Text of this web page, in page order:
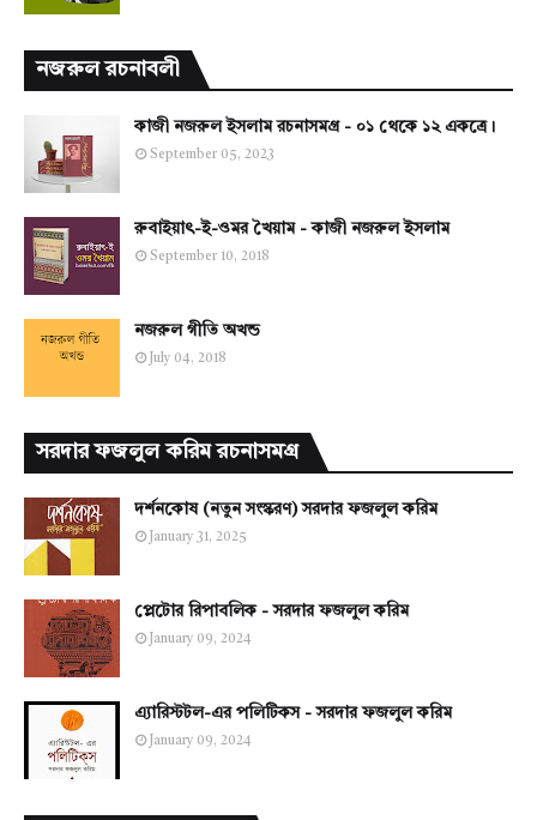
নজরুল রচনাবলী
কাজী নজরুল ইসলাম রচনাসমগ্র - ০১ থেকে ১২ একত্রে।
September 05, 2023
রুবাইয়াৎ-ই-ওমর খৈয়াম - কাজী নজরুল ইসলাম
September 10, 2018
নজরুল গীতি অখন্ড
July 04, 2018
সরদার ফজলুল করিম রচনাসমগ্র
দর্শনকোষ (নতুন সংস্করণ) সরদার ফজলুল করিম
January 31, 2025
প্লেটোর রিপাবলিক - সরদার ফজলুল করিম
January 09, 2024
এ্যারিস্টটল-এর পলিটিকস - সরদার ফজলুল করিম
January 09, 2024